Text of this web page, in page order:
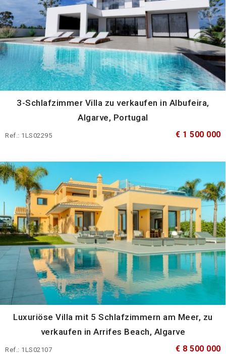
3-Schlafzimmer Villa zu verkaufen in Albufeira,
Algarve, Portugal
Ref.: 1LS02295 € 1 500 000
Luxuriöse Villa mit 5 Schlafzimmern am Meer, zu
verkaufen in Arrifes Beach, Algarve
Ref.: 1LS02107 € 8 500 000